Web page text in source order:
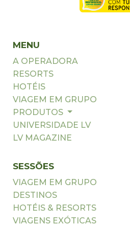
MENU
A OPERADORA
RESORTS
HOTÉIS
VIAGEM EM GRUPO
PRODUTOS
UNIVERSIDADE LV
LV MAGAZINE
SESSÕES
VIAGEM EM GRUPO
DESTINOS
HOTÉIS & RESORTS
VIAGENS EXÓTICAS